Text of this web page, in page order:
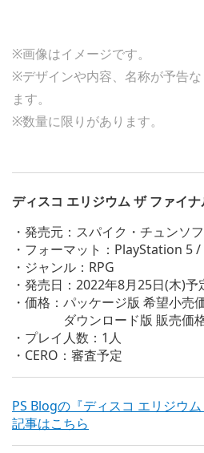
※画像はイメージです。
※デザインや内容、名称が予告
ます。
※数量に限りがあります。
ディスコ エリジウム ザ ファイナ
・発売元：スパイク・チュンソ
・フォーマット：PlayStation 5
・ジャンル：RPG
・発売日：2022年8月25日(木)予
・価格：パッケージ版 希望小売
ダウンロード版 販売価格
・プレイ人数：1人
・CERO：審査予定
PS Blogの『ディスコ エリジウム
記事はこちら